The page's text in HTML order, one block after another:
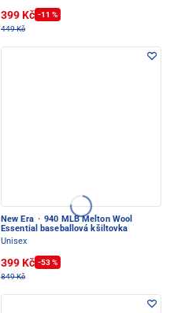
399 Kč -11 %
449 Kč
New Era · 940 MLB Melton Wool
Essential baseballová kšiltovka
Unisex
399 Kč -53 %
849 Kč